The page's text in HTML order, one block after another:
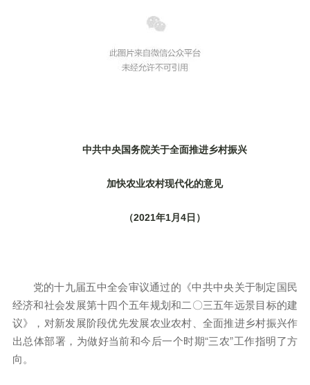
中共中央国务院关于全面推进乡村振兴
加快农业农村现代化的意见
（2021年1月4日）
党的十九届五中全会审议通过的《中共中央关于制定国民
经济和社会发展第十四个五年规划和二〇三五年远景目标的建
议》，对新发展阶段优先发展农业农村、全面推进乡村振兴作
出总体部署，为做好当前和今后一个时期“三农”工作指明了方
向。